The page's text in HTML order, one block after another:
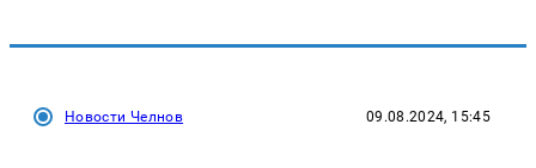
Новости Челнов 09.08.2024, 15:45